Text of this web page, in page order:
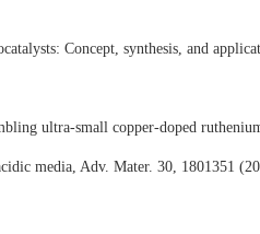
Concept, synthesis, and
ultra-small copper-doped
media, Adv. Mater. 30, 1801351